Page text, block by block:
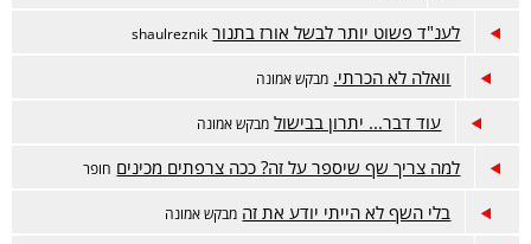
לענ"ד פשוט יותר לבשל אורז בתנור shaulreznik
וואלה לא הכרתי. מבקש אמונה
עוד דבר... יתרון בבישול מבקש אמונה
למה צריך שף שיספר על זה? ככה צרפתים מכינים חופר
בלי השף לא הייתי יודע את זה מבקש אמונה